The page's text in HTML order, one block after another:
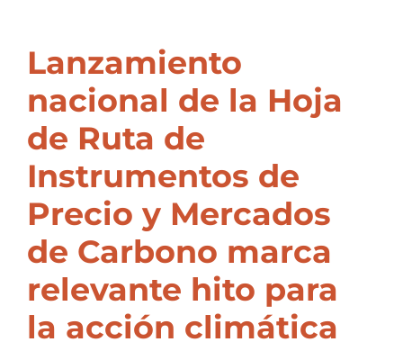
Lanzamiento
nacional de la Hoja
de Ruta de
Instrumentos de
Precio y Mercados
de Carbono marca
relevante hito para
la acción climática